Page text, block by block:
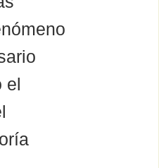
el